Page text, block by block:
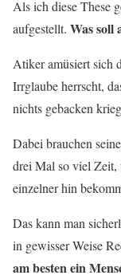
Als ich diese These
aufgestellt. Was soll
Atiker amüsiert sich
Irrglaube herrscht,
nichts gebacken
Dabei brauchen
drei Mal so viel Zeit,
einzelner hin
Das kann man
in gewisser Weise
am besten ein